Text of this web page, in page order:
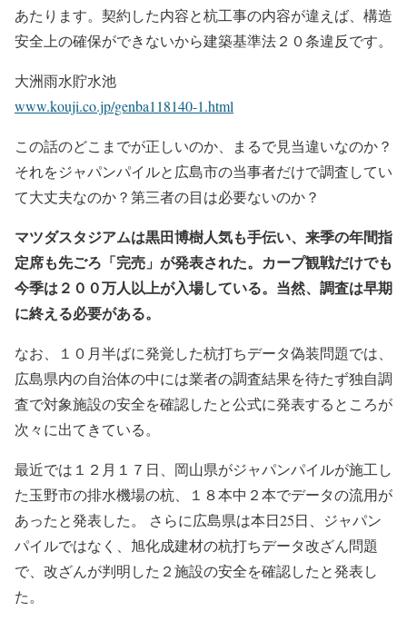
あたります。契約した内容と杭工事の内容が違えば、構造
安全上の確保ができないから建築基準法２０条違反です。
大洲雨水貯水池
www.kouji.co.jp/genba118140-1.html
この話のどこまでが正しいのか、まるで見当違いなのか？
それをジャパンパイルと広島市の当事者だけで調査してい
て大丈夫なのか？第三者の目は必要ないのか？
マツダスタジアムは黒田博樹人気も手伝い、来季の年間指
定席も先ごろ「完売」が発表された。カープ観戦だけでも
今季は２００万人以上が入場している。当然、調査は早期
に終える必要がある。
なお、１０月半ばに発覚した杭打ちデータ偽装問題では、
広島県内の自治体の中には業者の調査結果を待たず独自調
査で対象施設の安全を確認したと公式に発表するところが
次々に出てきている。
最近では１２月１７日、岡山県がジャパンパイルが施工し
た玉野市の排水機場の杭、１８本中２本でデータの流用が
あったと発表した。 さらに広島県は本日25日、ジャパン
パイルではなく、旭化成建材の杭打ちデータ改ざん問題
で、改ざんが判明した２施設の安全を確認したと発表し
た。